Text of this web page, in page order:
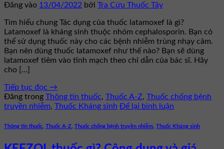
Đăng vào 13/04/2022 bởi Tra Cứu Thuốc Tây
Tìm hiểu chung Tác dụng của thuốc latamoxef là gì?
Latamoxef là kháng sinh thuộc nhóm cephalosporin. Bạn có
thể sử dụng thuốc này cho các bệnh nhiễm trùng nhạy cảm.
Bạn nên dùng thuốc latamoxef như thế nào? Bạn sẽ dùng
latamoxef tiêm vào tĩnh mạch theo chỉ dẫn của bác sĩ. Hãy
cho […]
Tiếp tục đọc →
Đăng trong Thông tin thuốc, Thuốc A-Z, Thuốc chống bệnh
truyền nhiễm, Thuốc Kháng sinh Để lại bình luận
Thông tin thuốc, Thuốc A-Z, Thuốc chống bệnh truyền nhiễm, Thuốc Kháng sinh